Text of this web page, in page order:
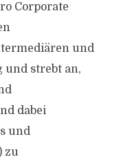
Corporate
und
und strebt an,
dabei
und
zu